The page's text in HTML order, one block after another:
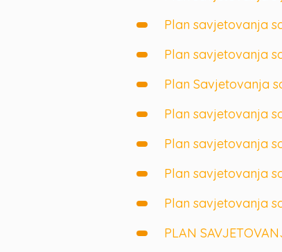
Plan savjetovanja
Plan savjetovanja
Plan Savjetovanja
Plan savjetovanja
Plan savjetovanja
Plan savjetovanja
Plan savjetovanja
PLAN